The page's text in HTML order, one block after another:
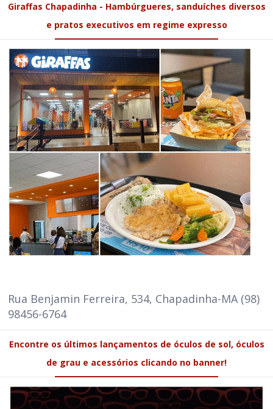
Giraffas Chapadinha - Hambúrgueres, sanduíches diversos
e pratos executivos em regime expresso
Rua Benjamin Ferreira, 534, Chapadinha-MA (98)
98456-6764
Encontre os últimos lançamentos de óculos de sol, óculos
de grau e acessórios clicando no banner!